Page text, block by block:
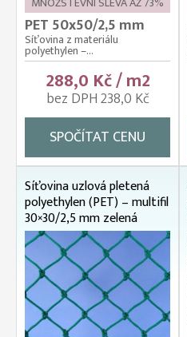
PET 50x50/2,5 mm
Síťovina z materiálu
polyethylen –...
288,0 Kč / m2
bez DPH 238,0 Kč
SPOČÍTAT CENU
Síťovina uzlová pletená
polyethylen (PET) – multifil
30×30/2,5 mm zelená